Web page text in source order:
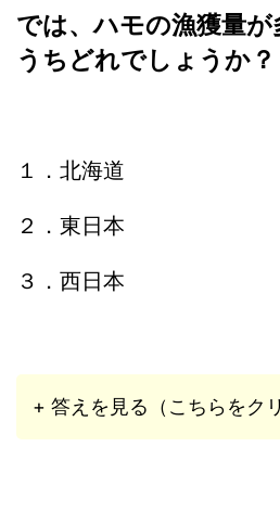
では、ハモの漁獲量
うちどれでしょうか？
１．北海道
２．東日本
３．西日本
+ 答えを見る（こちらをク